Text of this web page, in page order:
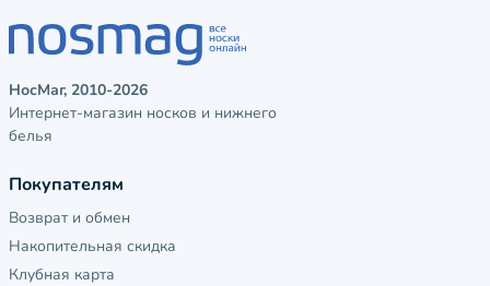
НосМаг, 2010-2026
Интернет-магазин носков и нижнего
белья
Покупателям
Возврат и обмен
Накопительная скидка
Клубная карта